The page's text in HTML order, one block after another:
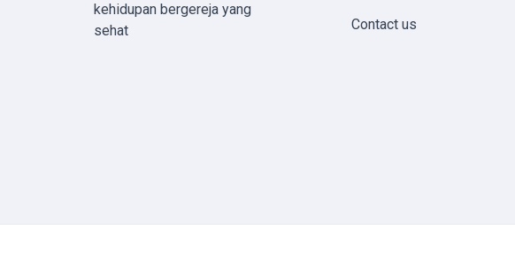
kehidupan bergereja yang
sehat
Contact us